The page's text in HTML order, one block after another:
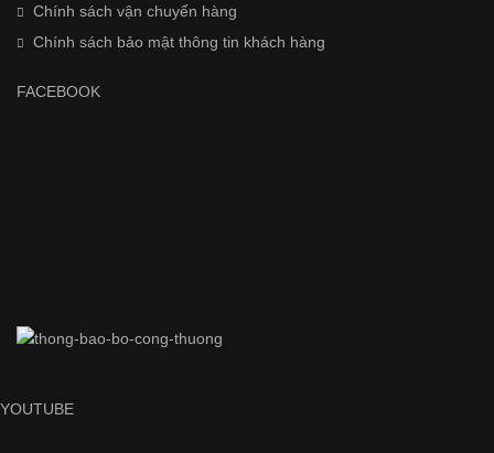
Chính sách vận chuyển hàng
Chính sách bảo mật thông tin khách hàng
FACEBOOK
YOUTUBE